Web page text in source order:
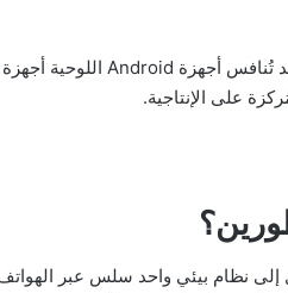
نظام بيئي واحد سلس عبر الهواتف